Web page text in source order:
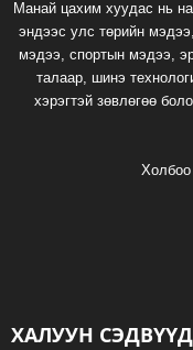
Манай цахим хуудас нь
эндээс улс төрийн
мэдээ, спортын мэдээ,
талаар, шинэ
хэрэгтэй зөвлөгөө
Холбоо
ХАЛУУН СЭДВҮҮД